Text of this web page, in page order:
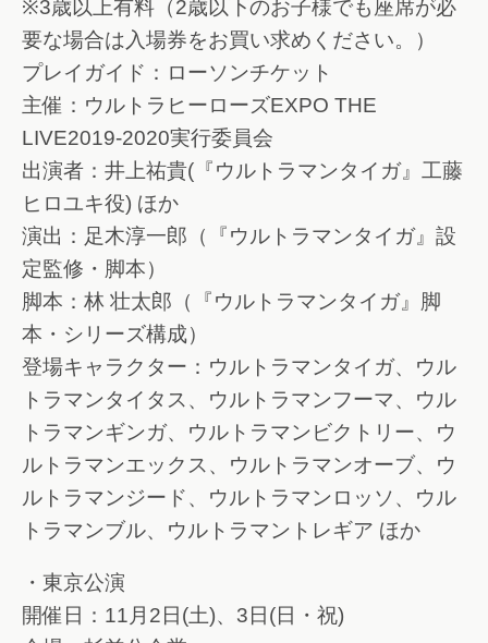
※3歳以上有料（2歳以下のお子様でも座席が必
要な場合は入場券をお買い求めください。）
プレイガイド：ローソンチケット
主催：ウルトラヒーローズEXPO THE
LIVE2019-2020実行委員会
出演者：井上祐貴(『ウルトラマンタイガ』工藤
ヒロユキ役) ほか
演出：足木淳一郎（『ウルトラマンタイガ』設
定監修・脚本）
脚本：林 壮太郎（『ウルトラマンタイガ』脚
本・シリーズ構成）
登場キャラクター：ウルトラマンタイガ、ウル
トラマンタイタス、ウルトラマンフーマ、ウル
トラマンギンガ、ウルトラマンビクトリー、ウ
ルトラマンエックス、ウルトラマンオーブ、ウ
ルトラマンジード、ウルトラマンロッソ、ウル
トラマンブル、ウルトラマントレギア ほか
・東京公演
開催日：11月2日(土)、3日(日・祝)